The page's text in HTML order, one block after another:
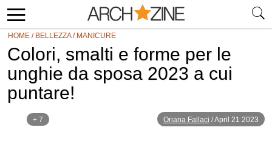
HOME / BELLEZZA/ MANICURE
Colori, smalti e forme per le
unghie da sposa 2023 a cui
puntare!
+ 7 Oriana Fallaci /April 21 2023